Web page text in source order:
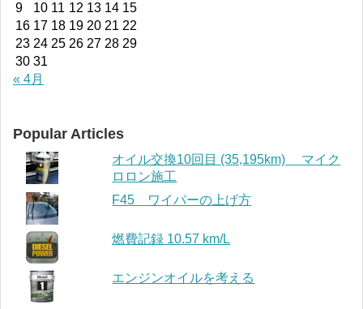
9
10 11 12 13 14 15
16 17 18 19 20 21 22
23 24 25 26 27 28 29
30 31
« 4月
Popular Articles
オイル交換10回目 (35,195km) マイク
ロロン施工
F45 ワイパーの上げ方
燃費記録 10.57 km/L
エンジンオイルを考える